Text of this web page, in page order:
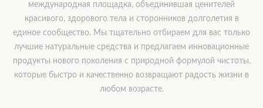
международная площадка, объединившая ценителей
красивого, здорового тела и сторонников долголетия в
единое сообщество. Мы тщательно отбираем для вас только
лучшие натуральные средства и предлагаем инновационные
продукты нового поколения с природной формулой чистоты,
которые быстро и качественно возвращают радость жизни в
любом возрасте.